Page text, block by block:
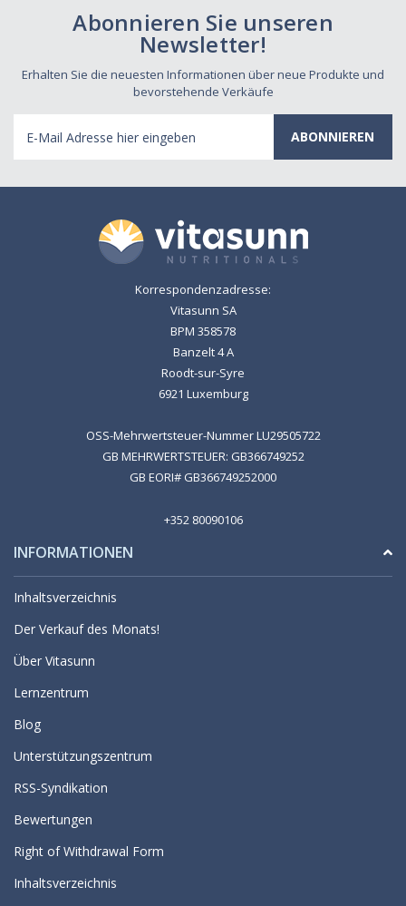
Abonnieren Sie unseren
Newsletter!
Erhalten Sie die neuesten Informationen über neue Produkte und
bevorstehende Verkäufe
Mail
Adresse
Korrespondenzadresse:
Vitasunn SA
BPM 358578
Banzelt 4 A
Roodt-sur-Syre
6921 Luxemburg
OSS-Mehrwertsteuer-Nummer LU29505722
GB MEHRWERTSTEUER: GB366749252
GB EORI# GB366749252000
+352 80090106
INFORMATIONEN
Inhaltsverzeichnis
Der Verkauf des Monats!
Über Vitasunn
Lernzentrum
Blog
Unterstützungszentrum
RSS-Syndikation
Bewertungen
Right of Withdrawal Form
Inhaltsverzeichnis